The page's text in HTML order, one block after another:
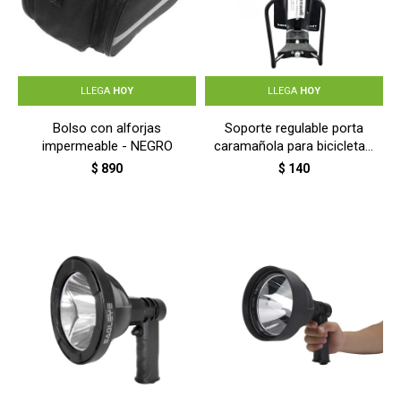
LLEGA HOY
Bolso con alforjas
impermeable - NEGRO
$ 890
LLEGA HOY
Soporte regulable porta
caramañola para bicicleta -
NEGRO
$ 140